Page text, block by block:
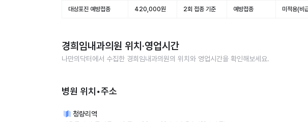
대상포진 예방접종 420,000원 2회 접종 기준 예방접종 미적용(비
경희임내과의원 위치·영업시간
나만의닥터에서 수집한 경희임내과의원의 위치와 영업시간을 확인해보세요.
병원 위치•주소
청량리역